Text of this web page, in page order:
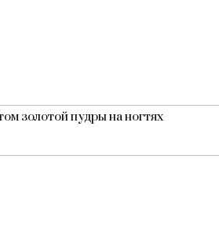
золотой пудры на ногтях